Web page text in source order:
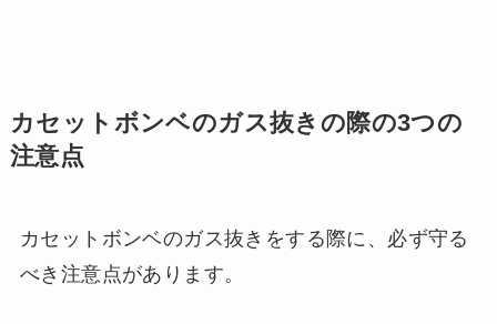
カセットボンベのガス抜きの際の3つの
注意点
カセットボンベのガス抜きをする際に、必ず守る
べき注意点があります。